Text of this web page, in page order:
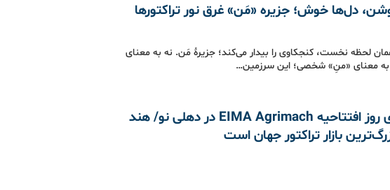
دل‌ها خوش؛ جزیره «مَن» غرق نور تراکتورها
لحظه نخست، کنجکاوی را بیدار می‌کند؛ جزیرهٔ مَن. نه به معنای
به معنای «منِ» شخصی؛ این سرزمین…
محورهای روز افتتاحیه EIMA Agrimach در دهلی نو/ هند
بازار تراکتور جهان است